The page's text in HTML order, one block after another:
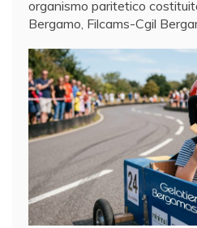
organismo paritetico
Bergamo, Filcams-Cgil